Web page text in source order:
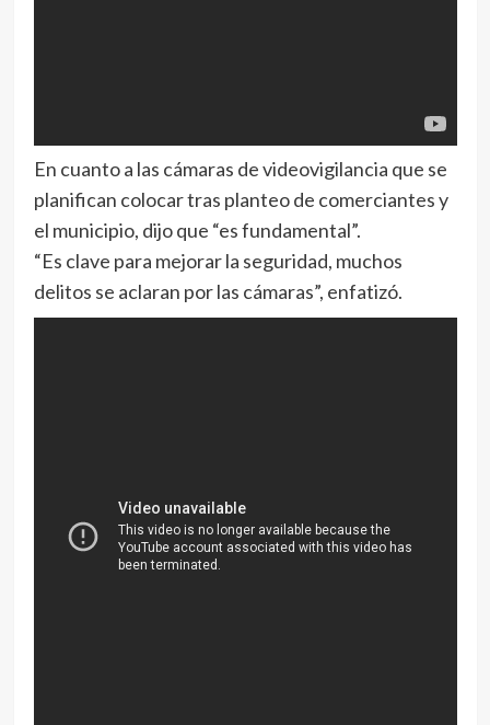
En cuanto a las cámaras de videovigilancia que se
planifican colocar tras planteo de comerciantes y
el municipio, dijo que “es fundamental”.
“Es clave para mejorar la seguridad, muchos
delitos se aclaran por las cámaras”, enfatizó.